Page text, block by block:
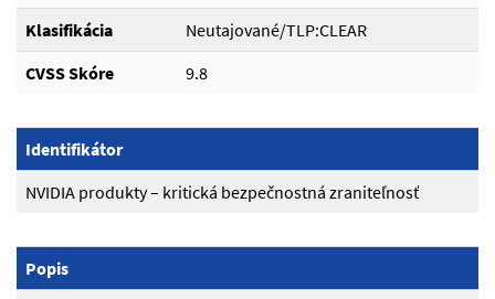
Klasifikácia
Neutajované/TLP:CLEAR
CVSS Skóre
9.8
Identifikátor
NVIDIA produkty – kritická bezpečnostná zraniteľnosť
Popis